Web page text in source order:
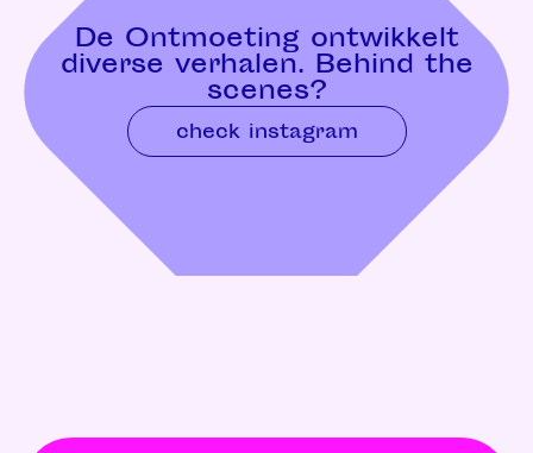
De Ontmoeting ontwikkelt
diverse verhalen. Behind the
scenes?
check instagram